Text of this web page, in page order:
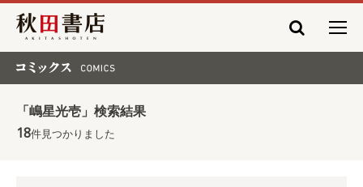
秋田書店
「嶋星光壱」検索結果
18件見つかりました